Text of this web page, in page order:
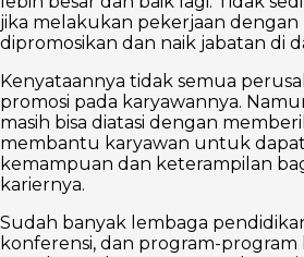
jika melakukan pekerjaan dengan
dipromosikan dan naik jabatan di
Kenyataannya tidak semua
promosi pada karyawannya.
masih bisa diatasi dengan
membantu karyawan untuk
kemampuan dan keterampilan
kariernya.
Sudah banyak lembaga
konferensi, dan program-program